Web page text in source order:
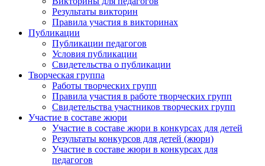
Результаты викторин
Правила участия в викторинах
Публикации
Публикации педагогов
Условия публикации
Свидетельства о публикации
Творческая группа
Работы творческих групп
Правила участия в работе творческих групп
Свидетельства участников творческих групп
Участие в составе жюри
Участие в составе жюри в конкурсах для детей
Результаты конкурсов для детей (жюри)
Участие в составе жюри в конкурсах для
педагогов
Email
Организация